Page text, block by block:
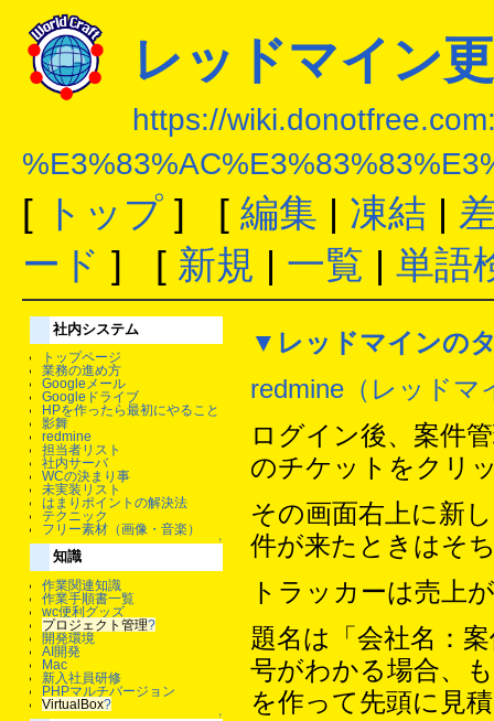
レッドマイン
https://
[ トップ] [ 編集 | 凍結 |
ード ] [ 新規 | 一覧 | 単語
社内システム
トップページ
業務の進め方
Googleメール
Googleドライブ
HPを作ったら最初にやること
影舞
redmine
担当者リスト
社内サーバ
WCの決まり事
未実装リスト
はまりポイントの解決法
テクニック
フリー素材（画像・音楽）
↑
知識
作業関連知識
作業手順書一覧
wc便利グッズ
プロジェクト管理?
開発環境
AI開発
Mac
新入社員研修
PHPマルチバージョン
VirtualBox?
↑
▼レッドマインの
redmine（レッドマ
ログイン後、案件
のチケットをクリ
その画面右上に新
件が来たときはそ
トラッカーは売上
題名は「会社名：
号がわかる場合、
を作って先頭に見